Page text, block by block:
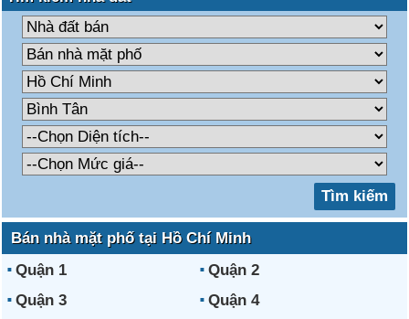
Bán nhà mặt phố tại Hồ Chí Minh
Quận 1
Quận 2
Quận 3
Quận 4